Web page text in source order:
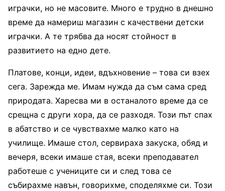
играчки, но не масовите. Много е трудно в днешно
време да намериш магазин с качествени детски
играчки. А те трябва да носят стойност в
развитието на едно дете.
Платове, конци, идеи, вдъхновение – това си взех
сега. Зарежда ме. Имам нужда да съм сама сред
природата. Харесва ми в останалото време да се
срещна с други хора, да се разходя. Този път спах
в абатство и се чувствахме малко като на
училище. Имаше стол, сервираха закуска, обяд и
вечеря, всеки имаше стая, всеки преподавател
работеше с учениците си и след това се
събирахме навън, говорихме, споделяхме си. Този